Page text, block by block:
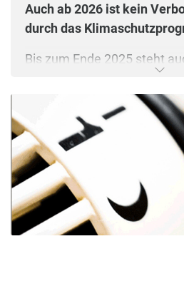
Auch ab 2026 ist kein
durch das
Bis zum Ende 2025 steht
Bis dahin können
erneuerbare Energien neu
Ab 2026 ist es weiterhin
Brennwerttechnik als
installieren zu lassen.
erneuerbarer Energie hat
durchaus Zukunft.